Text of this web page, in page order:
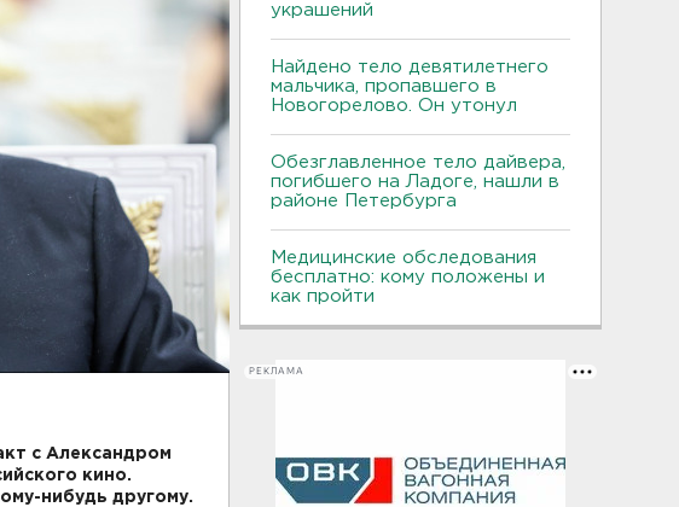
с Александром
кино.
нибудь другому.
украшений
Найдено тело девятилетнего
мальчика, пропавшего в
Новогорелово. Он утонул
Обезглавленное тело дайвера,
погибшего на Ладоге, нашли в
районе Петербурга
Медицинские обследования
бесплатно: кому положены и
как пройти
РЕКЛАМА